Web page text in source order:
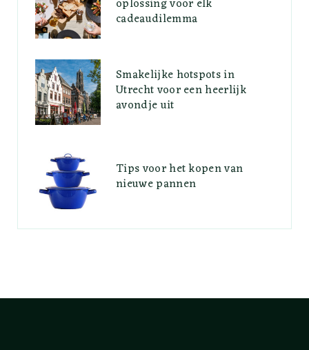
oplossing voor elk
cadeaudilemma
Smakelijke hotspots in
Utrecht voor een heerlijk
avondje uit
Tips voor het kopen van
nieuwe pannen